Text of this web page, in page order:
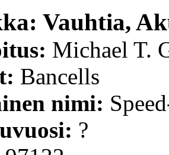
Vauhtia,
Michael T.
Bancells
nimi:
?